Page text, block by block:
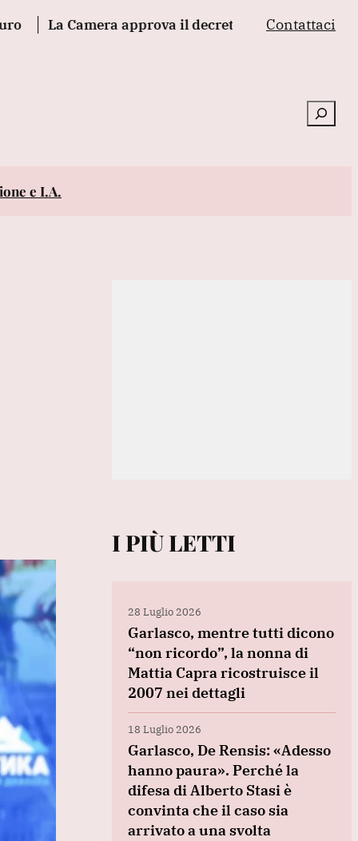
Camera approva il decreto legge giustizia con 165 sì,
Contattaci
Cerca
e I.A.
I PIÙ LETTI
28 Luglio 2026
Garlasco, mentre tutti dicono
“non ricordo”, la nonna di
Mattia Capra ricostruisce il
2007 nei dettagli
18 Luglio 2026
Garlasco, De Rensis: «Adesso
hanno paura». Perché la
difesa di Alberto Stasi è
convinta che il caso sia
arrivato a una svolta